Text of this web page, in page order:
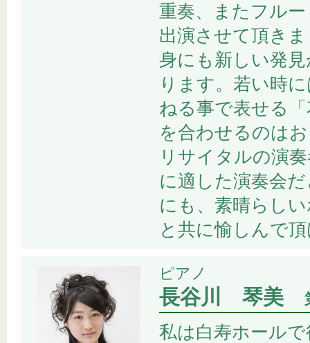
重奏、またフル
出演させて頂き
身にも新しい発
ります。若い時
ねる事で表せる
を合わせるのは
リサイタルの演
に適した演奏会
にも、素晴らし
と共に愉しんで
ピアノ
長谷川 琴美
私は白寿ホール